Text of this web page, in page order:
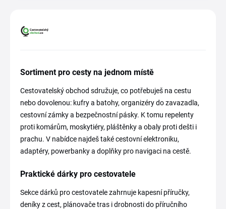
Sortiment pro cesty na jednom místě
Cestovatelský obchod sdružuje, co potřebuješ na cestu
nebo dovolenou: kufry a batohy, organizéry do zavazadla,
cestovní zámky a bezpečnostní pásky. K tomu repelenty
proti komárům, moskytiéry, pláštěnky a obaly proti dešti i
prachu. V nabídce najdeš také cestovní elektroniku,
adaptéry, powerbanky a doplňky pro navigaci na cestě.
Praktické dárky pro cestovatele
Sekce dárků pro cestovatele zahrnuje kapesní příručky,
deníky z cest, plánovače tras i drobnosti do příručního